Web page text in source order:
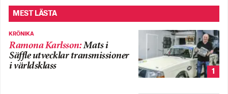
MEST LÄSTA
KRÖNIKA
Ramona Karlsson:Mats i
Säffle utvecklar transmissioner
i världsklass
1